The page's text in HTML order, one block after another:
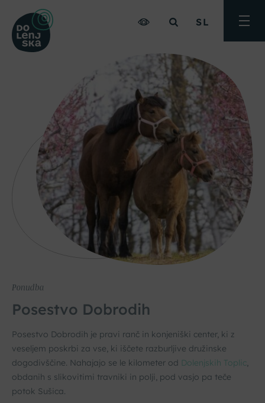
SL
Ponudba
Posestvo Dobrodih
Posestvo Dobrodih je pravi ranč in konjeniški center, ki z
veseljem poskrbi za vse, ki iščete razburljive družinske
dogodivščine. Nahajajo se le kilometer od Dolenjskih Toplic,
obdanih s slikovitimi travniki in polji, pod vasjo pa teče
potok Sušica.